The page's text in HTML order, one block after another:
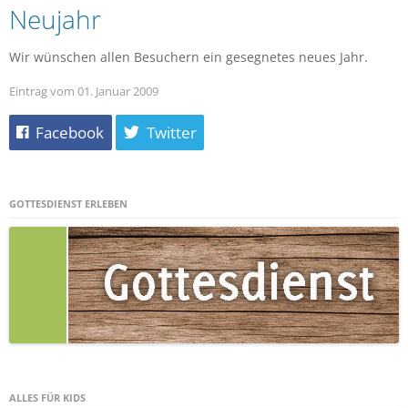
Neujahr
Wir wünschen allen Besuchern ein gesegnetes neues Jahr.
Eintrag vom 01. Januar 2009
Facebook Twitter
GOTTESDIENST ERLEBEN
ALLES FÜR KIDS